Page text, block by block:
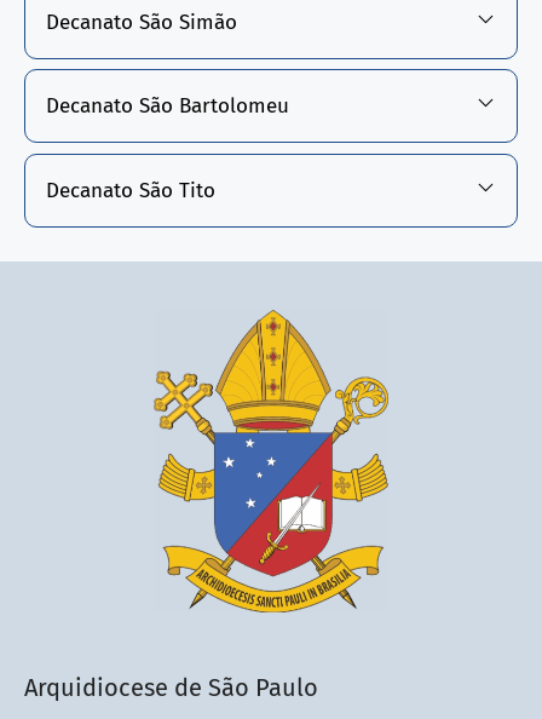
Decanato São Simão
Decanato São Bartolomeu
Decanato São Tito
Arquidiocese de São Paulo